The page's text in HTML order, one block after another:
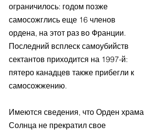
ограничилось: годом позже
самосожглись еще 16 членов
ордена, на этот раз во Франции.
Последний всплеск самоубийств
сектантов приходится на 1997-й:
пятеро канадцев также прибегли к
самосожжению.
Имеются сведения, что Орден храма
Солнца не прекратил свое